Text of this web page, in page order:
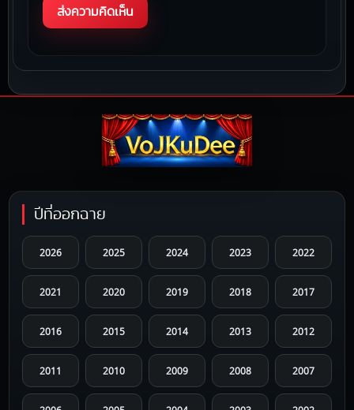
ปีที่ออกฉาย
2026 2025 2024 2023 2022
2021 2020 2019 2018 2017
2016 2015 2014 2013 2012
2011 2010 2009 2008 2007